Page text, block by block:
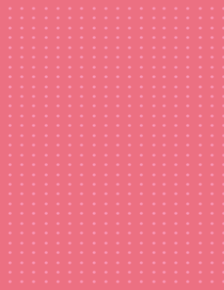
写真枚数固定
修正回数無制限
メッセージ挿